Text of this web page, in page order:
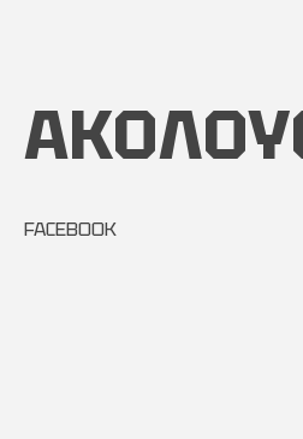
FACEBOOK